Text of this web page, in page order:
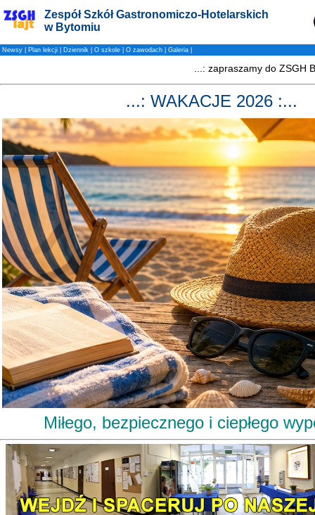
Zespół Szkół Gastronomiczo-Hotelarskich
w Bytomiu
Newsy Plan lekcji Dziennik O szkole O zawodach Galeria
...: WAKACJE 2026 :...
Miłego, bezpiecznego i ciepłego